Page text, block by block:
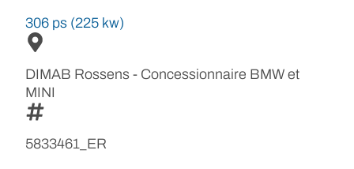
306 ps (225 kw)
DIMAB Rossens - Concessionnaire BMW et
MINI
5833461_ER